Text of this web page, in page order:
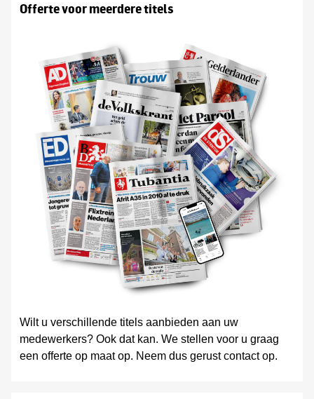
Offerte voor meerdere titels
Wilt u verschillende titels aanbieden aan uw
medewerkers? Ook dat kan. We stellen voor u graag
een offerte op maat op. Neem dus gerust contact op.